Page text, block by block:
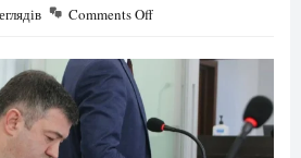
Comments Off